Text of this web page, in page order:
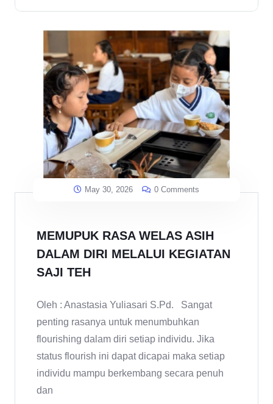
May 30, 2026 0 Comments
MEMUPUK RASA WELAS ASIH
DALAM DIRI MELALUI KEGIATAN
SAJI TEH
Oleh : Anastasia Yuliasari S.Pd. Sangat
penting rasanya untuk menumbuhkan
flourishing dalam diri setiap individu. Jika
status flourish ini dapat dicapai maka setiap
individu mampu berkembang secara penuh
dan